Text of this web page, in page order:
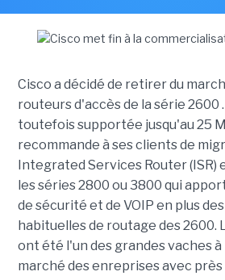
Cisco a décidé de retirer du
routeurs d'accès de la série 2600
toutefois supportée jusqu'au 25
recommande à ses clients de
Integrated Services Router (ISR)
les séries 2800 ou 3800 qui
de sécurité et de VOIP en plus
habituelles de routage des 2600.
ont été l'un des grandes vaches à
marché des enreprises avec près